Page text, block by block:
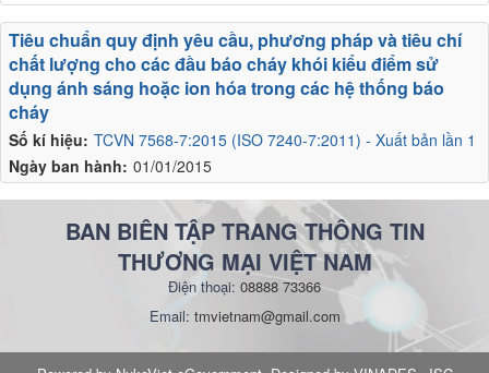
Số kí hiệu: TCVN 7568-7:2015 (ISO 7240-7:2011) - Xuất bản lần 1
Ngày ban hành: 01/01/2015
Tiêu chuẩn quy định yêu cầu, phương pháp và tiêu chí
chất lượng cho các đầu báo cháy khói kiểu điểm sử
dụng ánh sáng hoặc ion hóa trong các hệ thống báo
cháy
BAN BIÊN TẬP TRANG THÔNG TIN
THƯƠNG MẠI VIỆT NAM
Điện thoại: 08888 73366
Email: tmvietnam@gmail.com